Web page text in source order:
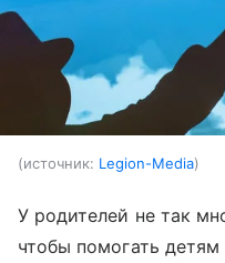
источник: Legion-Media
У родителей не так
чтобы помогать